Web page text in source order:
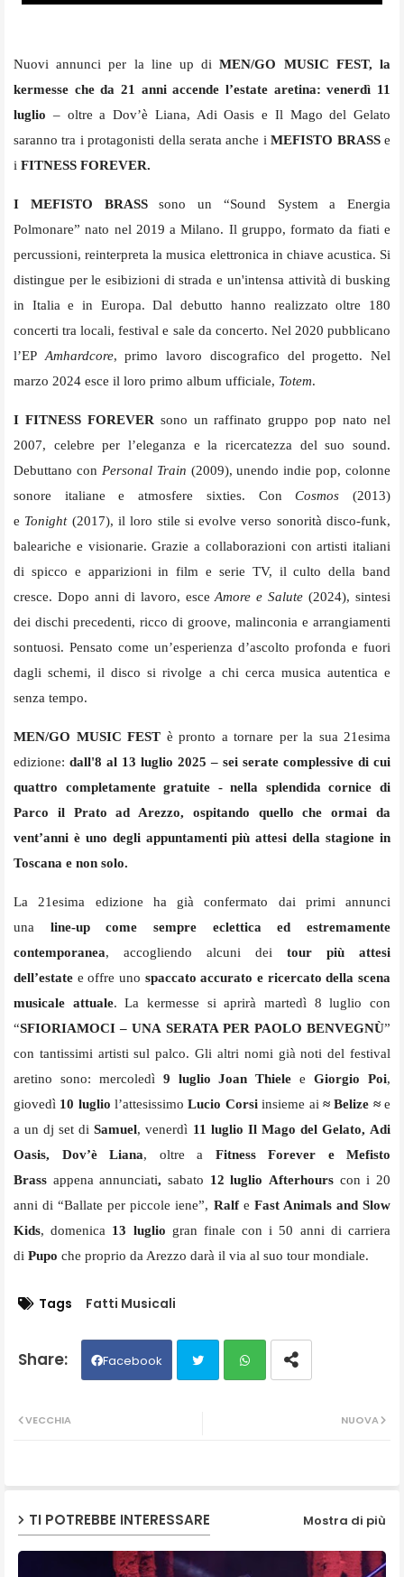
Nuovi annunci per la line up diMEN/GO MUSIC FEST, la
kermesse che da 21 anni accende l’estate aretina: venerdì 11
luglio – oltre a Dov’è Liana, Adi Oasis e Il Mago del Gelato
saranno tra i protagonisti della serata anche iMEFISTO BRASSe
i FITNESS FOREVER.
I MEFISTO BRASSsono un “Sound System a Energia
Polmonare” nato nel 2019 a Milano. Il gruppo, formato da fiati e
percussioni, reinterpreta la musica elettronica in chiave acustica. Si
distingue per le esibizioni di strada e un'intensa attività di busking
in Italia e in Europa. Dal debutto hanno realizzato oltre 180
concerti tra locali, festival e sale da concerto. Nel 2020 pubblicano
l’EP Amhardcore, primo lavoro discografico del progetto. Nel
marzo 2024 esce il loro primo album ufficiale, Totem.
I FITNESS FOREVER sono un raffinato gruppo pop nato nel
2007, celebre per l’eleganza e la ricercatezza del suo sound.
Debuttano con Personal Train (2009), unendo indie pop, colonne
sonore italiane e atmosfere sixties. ConCosmos (2013)
e Tonight(2017), il loro stile si evolve verso sonorità disco-funk,
baleariche e visionarie. Grazie a collaborazioni con artisti italiani
di spicco e apparizioni in film e serie TV, il culto della band
cresce. Dopo anni di lavoro, esceAmore e Salute (2024), sintesi
dei dischi precedenti, ricco di groove, malinconia e arrangiamenti
sontuosi. Pensato come un’esperienza d’ascolto profonda e fuori
dagli schemi, il disco si rivolge a chi cerca musica autentica e
senza tempo.
MEN/GO MUSIC FEST è pronto a tornare per la sua 21esima
edizione: dall'8 al 13 luglio 2025 – sei serate complessive di cui
quattro completamente gratuite - nella splendida cornice di
Parco il Prato ad Arezzo, ospitando quello che ormai da
vent’anni è uno degli appuntamenti più attesi della stagione in
Toscana e non solo.
La 21esima edizione ha già confermato dai primi annunci
una line-up come sempre eclettica ed estremamente
contemporanea, accogliendo alcuni dei tour più attesi
dell’estate e offre uno spaccato accurato e ricercato della scena
musicale attuale. La kermesse si aprirà martedì 8 luglio con
“SFIORIAMOCI – UNA SERATA PER PAOLO BENVEGNÙ”
con tantissimi artisti sul palco. Gli altri nomi già noti del festival
aretino sono: mercoledì 9 luglio Joan Thiele eGiorgio Poi,
giovedì 10 luglio l’attesissimoLucio Corsiinsieme ai ≈ Belize ≈e
a un dj set diSamuel, venerdì 11 luglio Il Mago del Gelato, Adi
Oasis, Dov’è Liana, oltre a Fitness Forever e Mefisto
Brass appena annunciati, sabato 12 luglio Afterhours con i 20
anni di “Ballate per piccole iene”, Ralfe Fast Animals and Slow
Kids, domenica 13 luglio gran finale con i 50 anni di carriera
di Pupo che proprio da Arezzo darà il via al suo tour mondiale.
Tags Fatti Musicali
Facebook
NUOVA
VECCHIA
TI POTREBBE INTERESSARE Mostra di più